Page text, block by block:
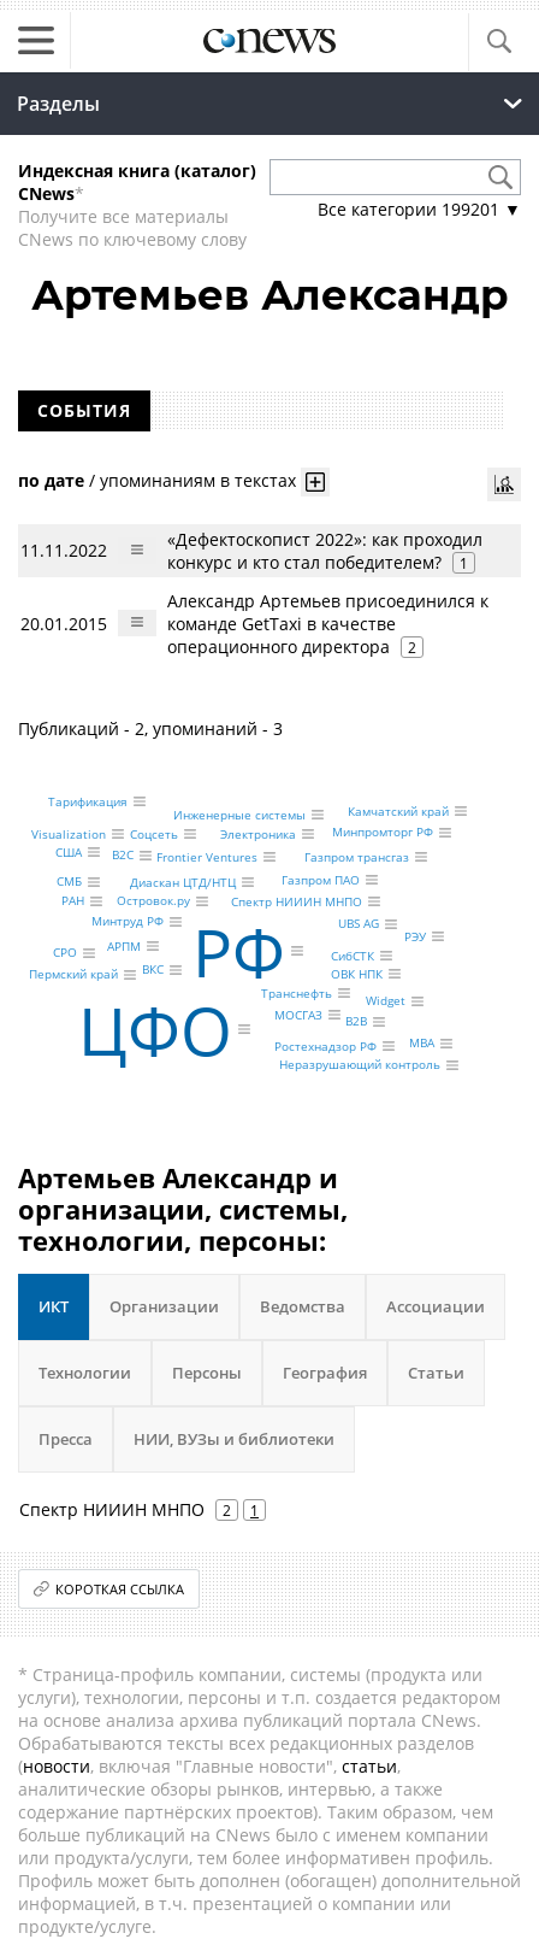
Разделы
Индексная книга (каталог)
CNews*
Получите все материалы
CNews по ключевому слову
Все категории 199201 ▼
Артемьев Александр
СОБЫТИЯ
по дате / упоминаниям в текстах
11.11.2022
«Дефектоскопист 2022»: как проходил
конкурс и кто стал победителем?
1
20.01.2015
Александр Артемьев присоединился к
команде GetTaxi в качестве
операционного директора
2
Публикаций - 2, упоминаний - 3
РФ
ЦФО
Спектр НИИИН МНПО
Транснефть
Газпром ПАО
Диаскан ЦТД/НТЦ
Островок.ру
МОСГАЗ
Газпром трансгаз
СибСТК
Frontier Ventures
ОВК НПК
UBS AG
Минтруд РФ
Ростехнадзор РФ
Минпромторг РФ
АРПМ
ВКС
B2C
B2B
Электроника
Widget
Соцсеть
Неразрушающий контроль
Visualization
Инженерные системы
Пермский край
США
Камчатский край
СМБ
MBA
СРО
Тарификация
РЭУ
РАН
Артемьев Александр и
организации, системы,
технологии, персоны:
ИКТ Организации Ведомства Ассоциации
Технологии Персоны География Статьи
Пресса НИИ, ВУЗы и библиотеки
Спектр НИИИН МНПО 2 1
КОРОТКАЯ ССЫЛКА
* Страница-профиль компании, системы (продукта или
услуги), технологии, персоны и т.п. создается редактором
на основе анализа архива публикаций портала CNews.
Обрабатываются тексты всех редакционных разделов
(новости, включая "Главные новости", статьи,
аналитические обзоры рынков, интервью, а также
содержание партнёрских проектов). Таким образом, чем
больше публикаций на CNews было с именем компании
или продукта/услуги, тем более информативен профиль.
Профиль может быть дополнен (обогащен) дополнительной
информацией, в т.ч. презентацией о компании или
продукте/услуге.